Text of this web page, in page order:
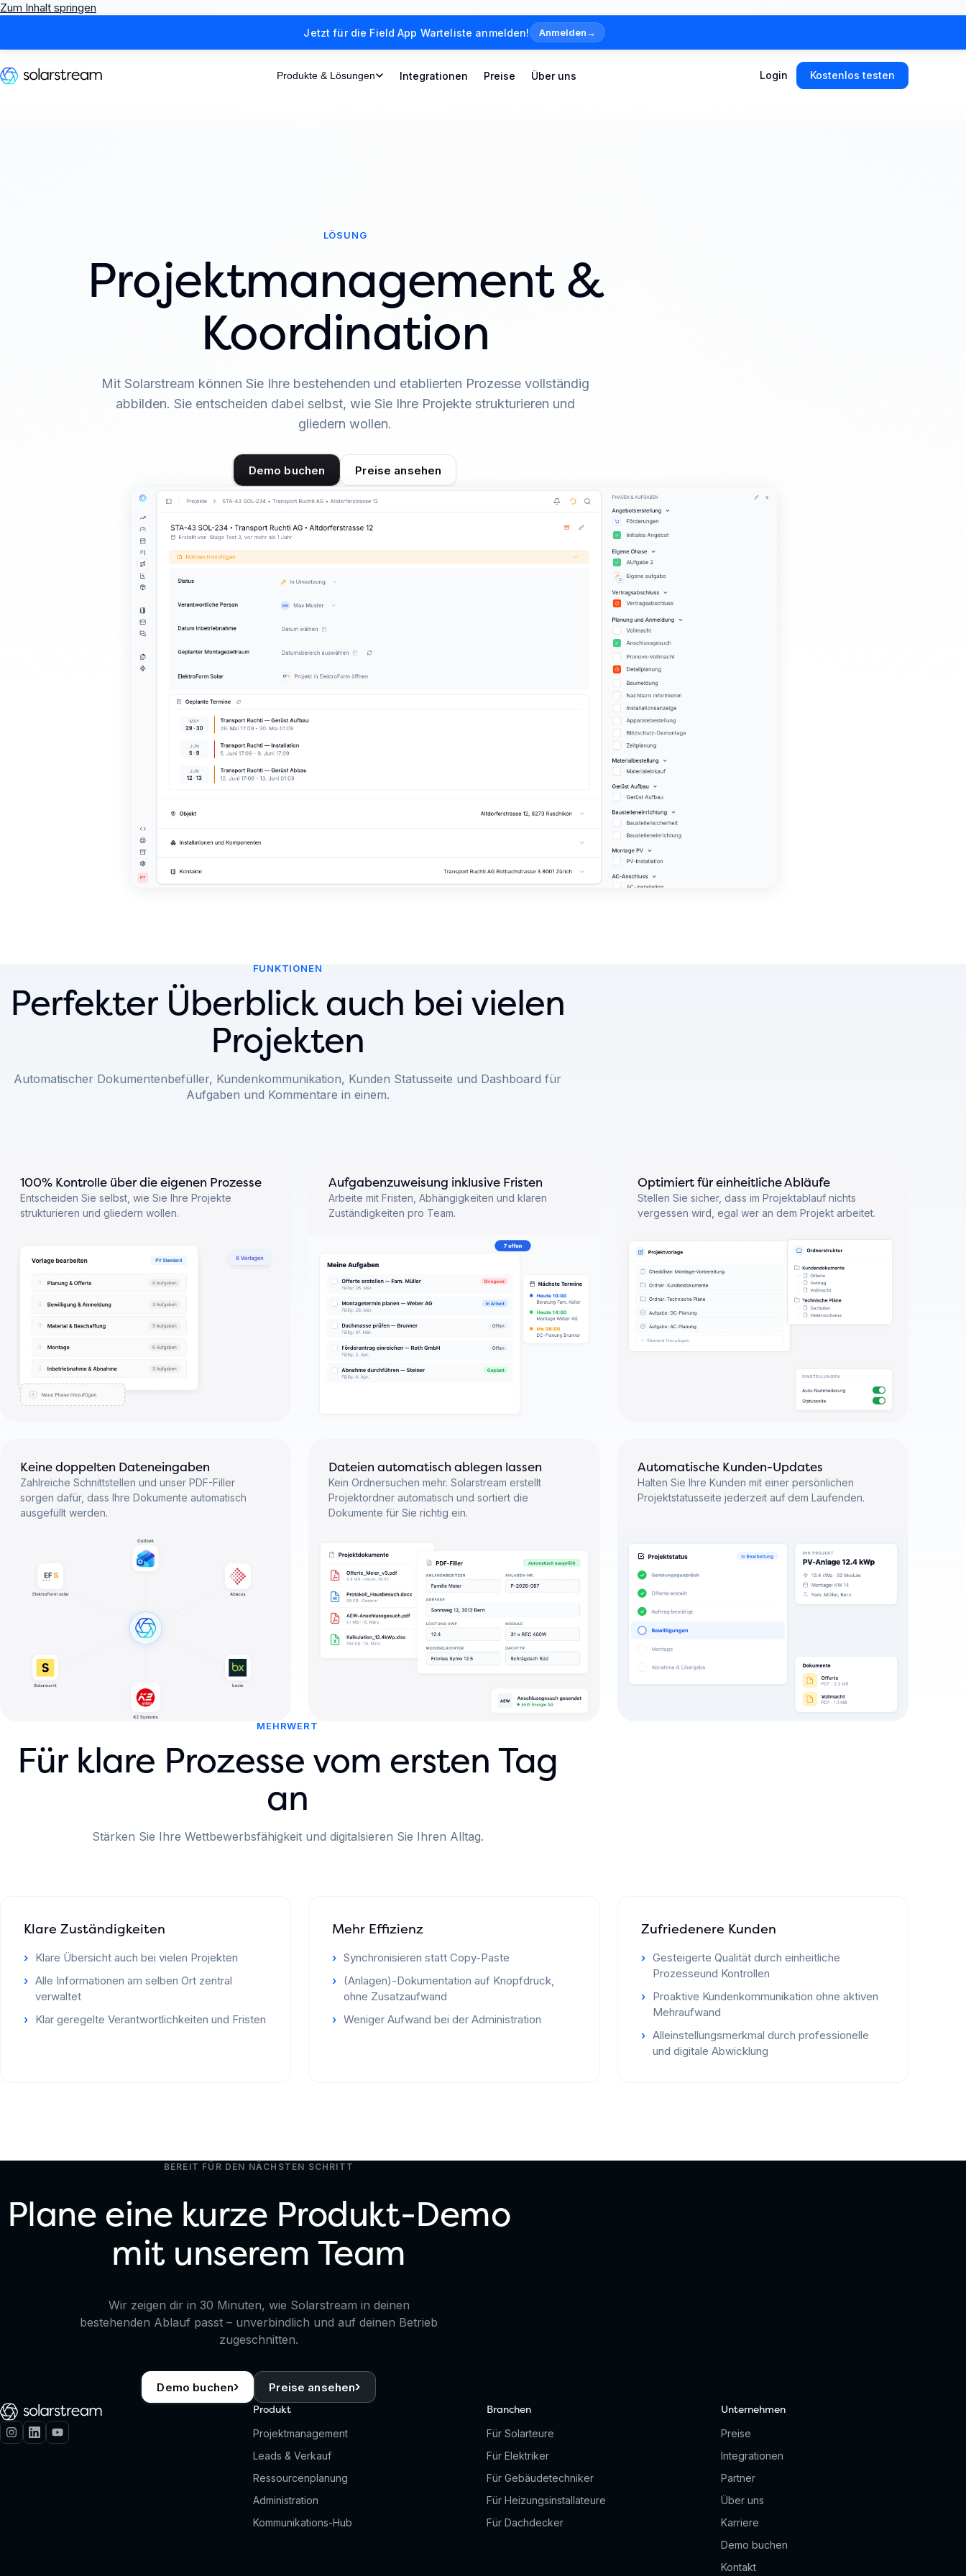
Zum Inhalt springen
Jetzt für die Field App Warteliste anmelden! Anmelden→
Produkte & Lösungen Integrationen Preise Über uns Login Kostenlos testen
LÖSUNG
Projektmanagement &
Koordination
Mit Solarstream können Sie Ihre bestehenden und etablierten Prozesse vollständig
abbilden. Sie entscheiden dabei selbst, wie Sie Ihre Projekte strukturieren und
gliedern wollen.
Demo buchen Preise ansehen
FUNKTIONEN
Perfekter Überblick auch bei vielen
Projekten
Automatischer Dokumentenbefüller, Kundenkommunikation, Kunden Statusseite und Dashboard für
Aufgaben und Kommentare in einem.
100% Kontrolle über die eigenen Prozesse
Entscheiden Sie selbst, wie Sie Ihre Projekte
strukturieren und gliedern wollen.
Aufgabenzuweisung inklusive Fristen
Arbeite mit Fristen, Abhängigkeiten und klaren
Zuständigkeiten pro Team.
Optimiert für einheitliche Abläufe
Stellen Sie sicher, dass im Projektablauf nichts
vergessen wird, egal wer an dem Projekt arbeitet.
Keine doppelten Dateneingaben
Zahlreiche Schnittstellen und unser PDF-Filler
sorgen dafür, dass Ihre Dokumente automatisch
ausgefüllt werden.
Dateien automatisch ablegen lassen
Kein Ordnersuchen mehr. Solarstream erstellt
Projektordner automatisch und sortiert die
Dokumente für Sie richtig ein.
Automatische Kunden-Updates
Halten Sie Ihre Kunden mit einer persönlichen
Projektstatusseite jederzeit auf dem Laufenden.
MEHRWERT
Für klare Prozesse vom ersten Tag
an
Stärken Sie Ihre Wettbewerbsfähigkeit und digitalsieren Sie Ihren Alltag.
Klare Zuständigkeiten
Klare Übersicht auch bei vielen Projekten
Alle Informationen am selben Ort zentral
verwaltet
Klar geregelte Verantwortlichkeiten und Fristen
Mehr Effizienz
Synchronisieren statt Copy-Paste
(Anlagen)-Dokumentation auf Knopfdruck,
ohne Zusatzaufwand
Weniger Aufwand bei der Administration
Zufriedenere Kunden
Gesteigerte Qualität durch einheitliche
Prozesseund Kontrollen
Proaktive Kundenkommunikation ohne aktiven
Mehraufwand
Alleinstellungsmerkmal durch professionelle
und digitale Abwicklung
BEREIT FÜR DEN NÄCHSTEN SCHRITT
Plane eine kurze Produkt-Demo
mit unserem Team
Wir zeigen dir in 30 Minuten, wie Solarstream in deinen
bestehenden Ablauf passt – unverbindlich und auf deinen Betrieb
zugeschnitten.
Demo buchen› Preise ansehen›
Produkt
Projektmanagement
Leads & Verkauf
Ressourcenplanung
Administration
Kommunikations-Hub
Branchen
Für Solarteure
Für Elektriker
Für Gebäudetechniker
Für Heizungsinstallateure
Für Dachdecker
Unternehmen
Preise
Integrationen
Partner
Über uns
Karriere
Demo buchen
Kontakt